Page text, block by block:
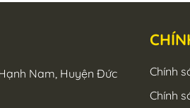
Nam, Huyện Đức
Chính
Chính